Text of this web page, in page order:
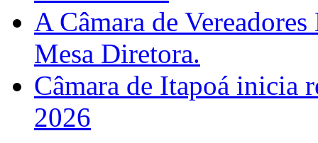
A Câmara de
Mesa Diretora.
Câmara de Itapoá inicia
2026